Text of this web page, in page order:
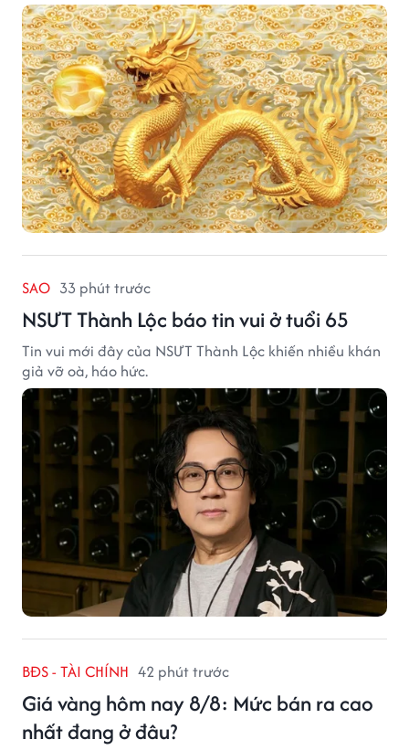
SAO 33 phút trước
NSƯT Thành Lộc báo tin vui ở tuổi 65
Tin vui mới đây của NSƯT Thành Lộc khiến nhiều khán
giả vỡ oà, háo hức.
BĐS - TÀI CHÍNH 42 phút trước
Giá vàng hôm nay 8/8: Mức bán ra cao
nhất đang ở đâu?